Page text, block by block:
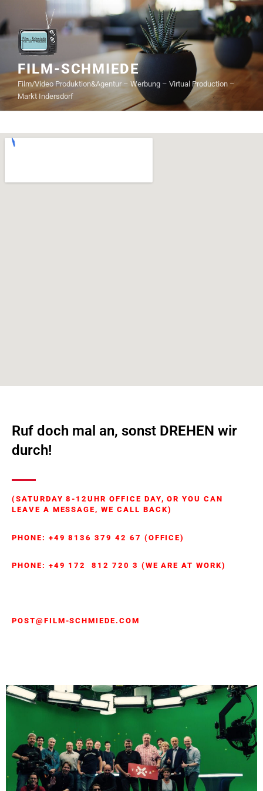
FILM-SCHMIEDE
Film/Video Produktion&Agentur – Werbung – Virtual Production –
Markt Indersdorf
Ruf doch mal an, sonst DREHEN wir
durch!
(SATURDAY 8-12UHR OFFICE DAY, OR YOU CAN
LEAVE A MESSAGE, WE CALL BACK)
PHONE: +49 8136 379 42 67 (OFFICE)
PHONE: +49 172 812 720 3 (WE ARE AT WORK)
POST@FILM-SCHMIEDE.COM